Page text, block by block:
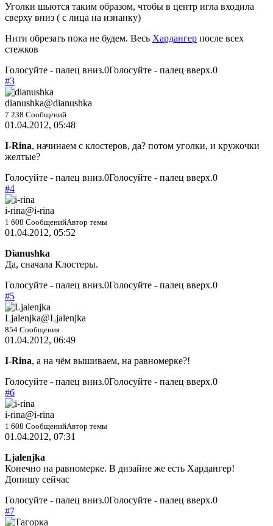
Уголки шьются таким образом, чтобы в центр игла входила
сверху вниз ( с лица на изнанку)
Нити обрезать пока не будем. Весь Хардангер после всех
стежков
Голосуйте - палец вниз.0Голосуйте - палец вверх.0
#3
dianushka@dianushka
7 238 Сообщений
01.04.2012, 05:48
I-Rina, начинаем с клостеров, да? потом уголки, и кружочки
желтые?
Голосуйте - палец вниз.0Голосуйте - палец вверх.0
#4
i-rina@i-rina
1 608 СообщенийАвтор темы
01.04.2012, 05:52
Dianushka
Да, сначала Клостеры.
Голосуйте - палец вниз.0Голосуйте - палец вверх.0
#5
Ljalenjka@Ljalenjka
854 Сообщения
01.04.2012, 06:49
I-Rina, а на чём вышиваем, на равномерке?!
Голосуйте - палец вниз.0Голосуйте - палец вверх.0
#6
i-rina@i-rina
1 608 СообщенийАвтор темы
01.04.2012, 07:31
Ljalenjka
Конечно на равномерке. В дизайне же есть Хардангер!
Допишу сейчас
Голосуйте - палец вниз.0Голосуйте - палец вверх.0
#7